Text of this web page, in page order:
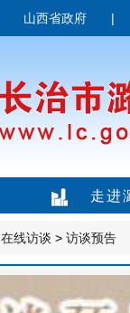
山西省政府 |
走进
在线访谈 > 访谈预告